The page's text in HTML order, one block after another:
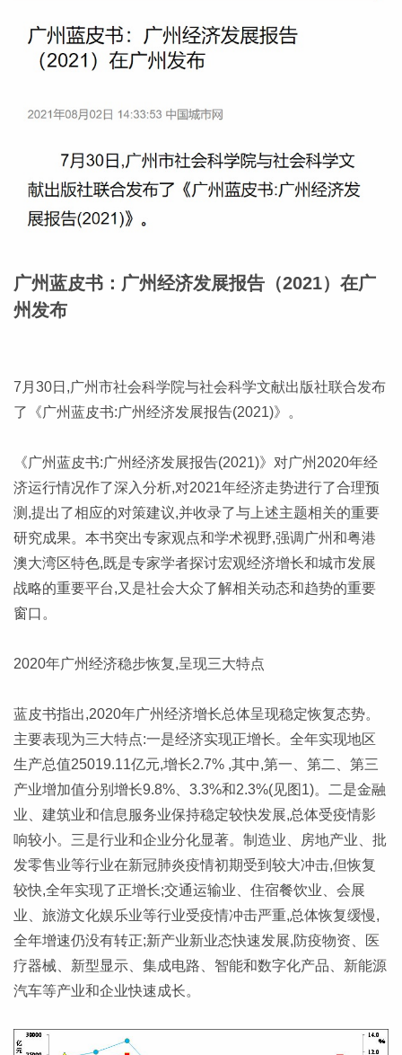
广州蓝皮书：广州经济发展报告（2021）在广
州发布
7月30日,广州市社会科学院与社会科学文献出版社联合发布
了《广州蓝皮书:广州经济发展报告(2021)》。
《广州蓝皮书:广州经济发展报告(2021)》对广州2020年经
济运行情况作了深入分析,对2021年经济走势进行了合理预
测,提出了相应的对策建议,并收录了与上述主题相关的重要
研究成果。本书突出专家观点和学术视野,强调广州和粤港
澳大湾区特色,既是专家学者探讨宏观经济增长和城市发展
战略的重要平台,又是社会大众了解相关动态和趋势的重要
窗口。
2020年广州经济稳步恢复,呈现三大特点
蓝皮书指出,2020年广州经济增长总体呈现稳定恢复态势。
主要表现为三大特点:一是经济实现正增长。全年实现地区
生产总值25019.11亿元,增长2.7% ,其中,第一、第二、第三
产业增加值分别增长9.8%、3.3%和2.3%(见图1)。二是金融
业、建筑业和信息服务业保持稳定较快发展,总体受疫情影
响较小。三是行业和企业分化显著。制造业、房地产业、批
发零售业等行业在新冠肺炎疫情初期受到较大冲击,但恢复
较快,全年实现了正增长;交通运输业、住宿餐饮业、会展
业、旅游文化娱乐业等行业受疫情冲击严重,总体恢复缓慢,
全年增速仍没有转正;新产业新业态快速发展,防疫物资、医
疗器械、新型显示、集成电路、智能和数字化产品、新能源
汽车等产业和企业快速成长。